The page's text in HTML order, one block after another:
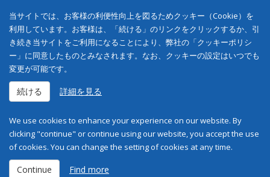
当サイトでは、お客様の利便性向上を図るためクッキー（Cookie）を
利用しています。お客様は、「続ける」のリンクをクリックするか、引
き続き当サイトをご利用になることにより、弊社の「クッキーポリシ
ー」に同意したものとみなされます。なお、クッキーの設定はいつでも
変更が可能です。
続ける 詳細を見る
We use cookies to enhance your experience on our website. By
clicking "continue" or continue using our website, you accept the use
of cookies. You can change the setting of cookies at any time.
Continue Find more